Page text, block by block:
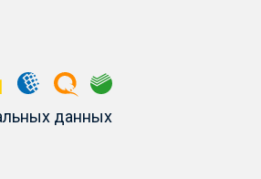
данных